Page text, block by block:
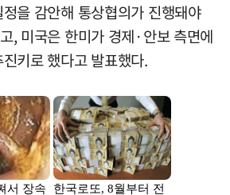
을 감안해 통상협의가 진행돼야
, 미국은 한미가 경제·안보 측면에
키로 했다고 발표했다.